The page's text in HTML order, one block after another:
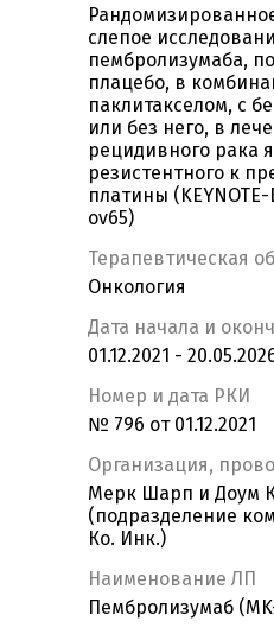
слепое
пембролизумаба,
плацебо, в
паклитакселом, с
или без него, в
рецидивного рака
резистентного к
платины (KEYNOTE-
ov65)
Терапевтическая
Онкология
Дата начала и
01.12.2021 -
Номер и дата РКИ
№ 796 от 01.12.2021
Организация,
Мерк Шарп и Доум
(подразделение
Ко. Инк.)
Наименование ЛП
Пембролизумаб